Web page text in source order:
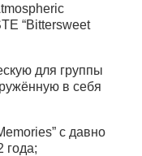
“Bittersweet
для группы
в себя
с давно
года;